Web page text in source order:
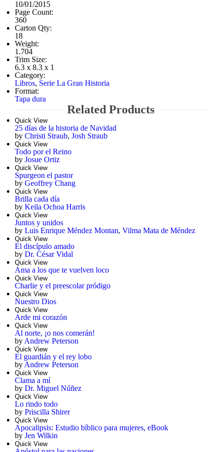
10/01/2015
Page Count:
360
Carton Qty:
18
Weight:
1.704
Trim Size:
6.3 x 8.3 x 1
Category:
Libros, Serie La Gran Historia
Format:
Tapa dura
Related Products
Quick View
25 días de la historia de Navidad
by Christi Straub, Josh Straub
Quick View
Todo por el Reino
by Josue Ortiz
Quick View
Spurgeon el pastor
by Geoffrey Chang
Quick View
Brilla cada día
by Keila Ochoa Harris
Quick View
Juntos y unidos
by Luis Enrique Méndez Montan, Vilma Mata de Méndez
Quick View
El discípulo amado
by Dr. César Vidal
Quick View
Ama a los que te vuelven loco
Quick View
Charlie y el preescolar pródigo
Quick View
Nuestro Dios
Quick View
Arde mi corazón
Quick View
Al norte, ¡o nos comerán!
byAndrew Peterson
Quick View
El guardián y el rey lobo
byAndrew Peterson
Quick View
Clama a mí
by Dr. Miguel Núñez
Quick View
Lo rindo todo
by Priscilla Shirer
Quick View
Apocalipsis: Estudio bíblico para mujeres, eBook
by Jen Wilkin
Quick View